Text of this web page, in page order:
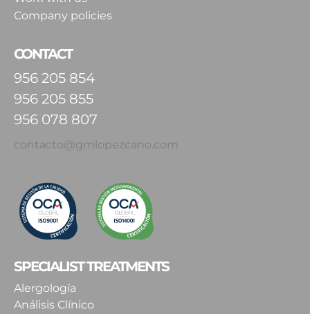
Company policies
CONTACT
956 205 854
956 205 855
956 078 807
contacto@gmlopezcano.com
SPECIALIST TREATMENTS
Alergología
Análisis Clínico